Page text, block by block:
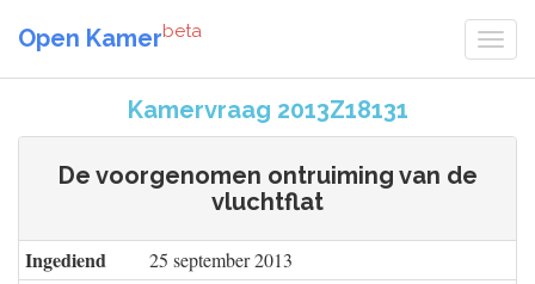
Open Kamerbeta
Kamervraag 2013Z18131
De voorgenomen ontruiming van de
vluchtflat
Ingediend 25 september 2013